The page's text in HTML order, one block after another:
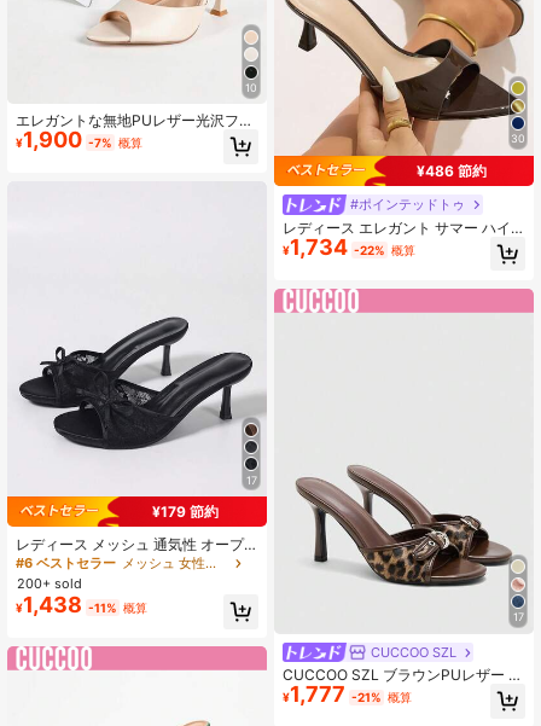
10
エレガントな無地PUレザー光沢ファ
ッションハイヒールミュール、オフ
ィス、ホリデーパーティー、夏、
¥1,900 -7% 概算
17
¥179 節約
レディース メッシュ 通気性 オープ
ントゥ ハイヒールサンダル、多用途
ミニマリスト サマー新作 リボン ス
ティレット スライドサンダル、ブラ
ックレース、シック&エレガント
#6 ベストセラー
メッシュ 女性用サンダル
200+ sold
¥1,438 -11% 概算
30
¥486 節約
#ポインテッドトゥ
レディース エレガント サマー ハイ
ヒールサンダル セクシー ウエストシ
ェイプ ワイドストラップ ミュール
トゥ オープントゥ キトゥンヒール
ローヒールシューズ 春夏 ナイトクラ
¥1,734 -22% 概算
17
CUCCOO SZL
CUCCOO SZL ブラウンPUレザー ゴ
ールドバックル装飾 3.5インチ ハイ
ヒール ラウンドトゥ レトロ ミュー
¥1,777 -21% 概算